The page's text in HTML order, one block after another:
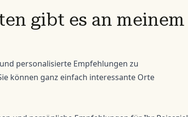
gibt es an meinem
personalisierte Empfehlungen zu
können ganz einfach interessante Orte